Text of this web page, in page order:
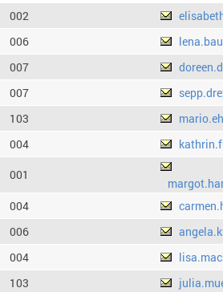
002
006
007
007
103
004
001
004
006
004
103